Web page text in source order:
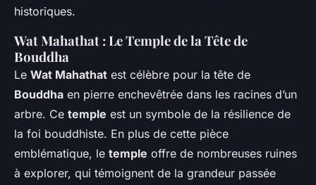
historiques.
Wat Mahathat : Le Temple de la Tête de
Bouddha
Le Wat Mahathat est célèbre pour la tête de
Bouddha en pierre enchevêtrée dans les racines d’un
arbre. Ce temple est un symbole de la résilience de
la foi bouddhiste. En plus de cette pièce
emblématique, le temple offre de nombreuses ruines
à explorer, qui témoignent de la grandeur passée